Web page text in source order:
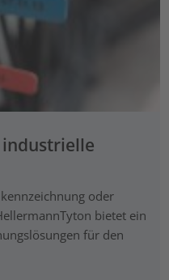
oder
bietet ein
für den